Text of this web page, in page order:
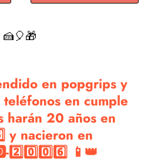
🍰🎈🎁
en popgrips y
en cumple
harán 20 años en
y nacieron en
📱👑